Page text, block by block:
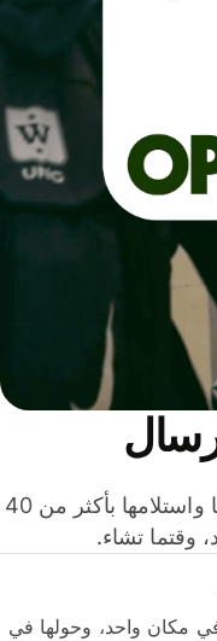
وفّر المال عند إرسال الأموال وإنفاقها واستلامها بأكثر من 40
تشاء.
مكان واحد، وحولها في